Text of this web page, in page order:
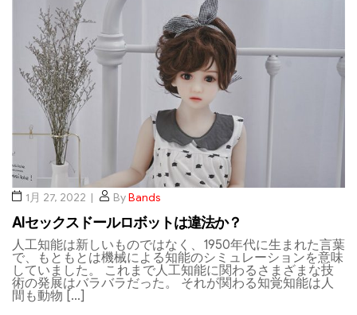
1月 27, 2022 ByBands
AIセックスドールロボットは違法か？
人工知能は新しいものではなく、1950年代に生まれた言葉
で、もともとは機械による知能のシミュレーションを意味
していました。 これまで人工知能に関わるさまざまな技
術の発展はバラバラだった。 それが関わる知覚知能は人
間も動物 […]